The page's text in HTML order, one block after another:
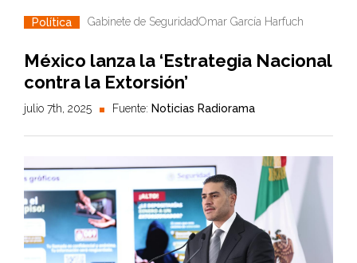
Política Gabinete de SeguridadOmar García Harfuch
México lanza la ‘Estrategia Nacional
contra la Extorsión’
julio 7th, 2025 Fuente: Noticias Radiorama